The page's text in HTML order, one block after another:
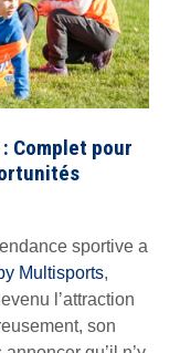
Complet pour
sportive a
Multisports,
l’attraction
son